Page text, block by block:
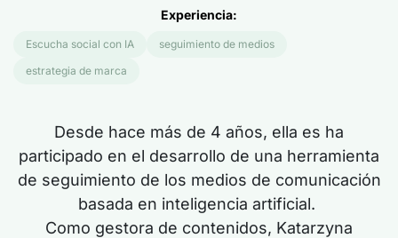
Experiencia:
Escucha social con IA
seguimiento de medios
estrategia de marca
Desde hace más de 4 años, ella es ha
participado en el desarrollo de una herramienta
de seguimiento de los medios de comunicación
basada en inteligencia artificial.
Como gestora de contenidos, Katarzyna